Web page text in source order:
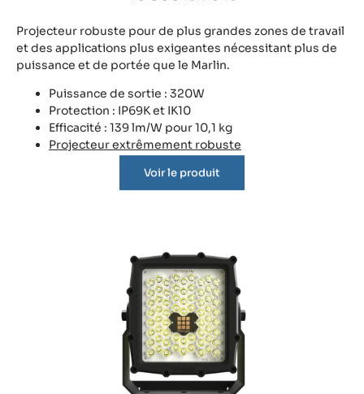
Projecteur robuste pour de plus grandes zones de travail
et des applications plus exigeantes nécessitant plus de
puissance et de portée que le Marlin.
Puissance de sortie : 320W
Protection : IP69K et IK10
Efficacité : 139 lm/W pour 10,1 kg
Projecteur extrêmement robuste
Voir le produit